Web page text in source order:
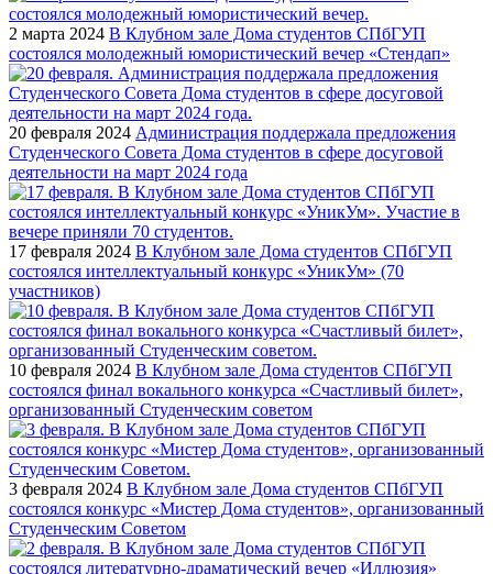
2 марта 2024 В Клубном зале Дома студентов СПбГУП
состоялся молодежный юмористический вечер «Стендап»
20 февраля 2024 Администрация поддержала предложения
Студенческого Совета Дома студентов в сфере досуговой
деятельности на март 2024 года
17 февраля 2024 В Клубном зале Дома студентов СПбГУП
состоялся интеллектуальный конкурс «УникУм» (70
участников)
10 февраля 2024 В Клубном зале Дома студентов СПбГУП
состоялся финал вокального конкурса «Счастливый билет»,
организованный Студенческим советом
3 февраля 2024 В Клубном зале Дома студентов СПбГУП
состоялся конкурс «Мистер Дома студентов», организованный
Студенческим Советом